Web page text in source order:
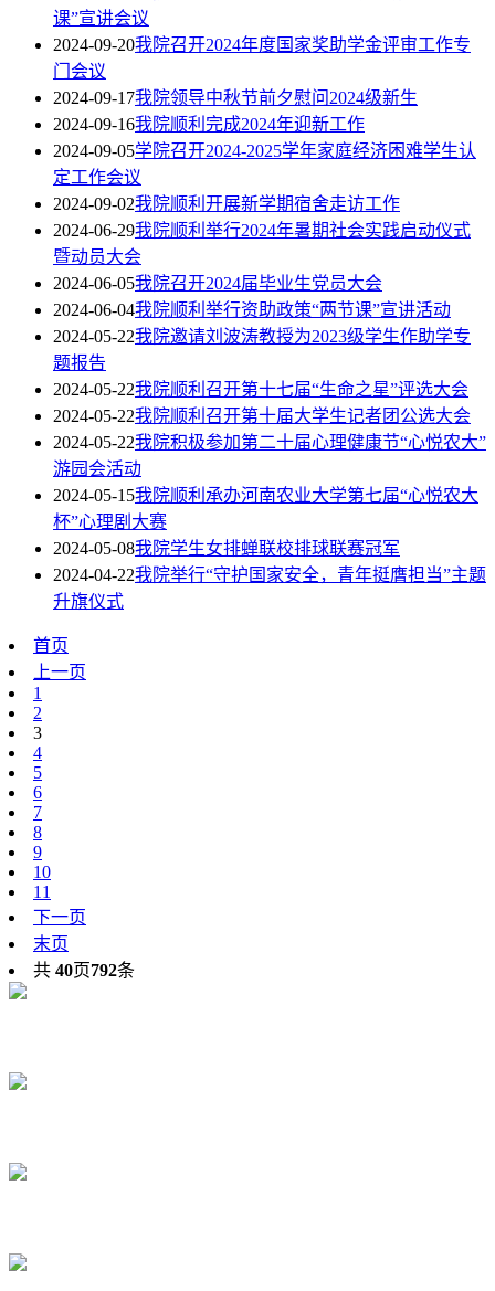
课”宣讲会议
2024-09-20我院召开2024年度国家奖助学金评审工作专
门会议
2024-09-17我院领导中秋节前夕慰问2024级新生
2024-09-16我院顺利完成2024年迎新工作
2024-09-05学院召开2024-2025学年家庭经济困难学生认
定工作会议
2024-09-02我院顺利开展新学期宿舍走访工作
2024-06-29我院顺利举行2024年暑期社会实践启动仪式
暨动员大会
2024-06-05我院召开2024届毕业生党员大会
2024-06-04我院顺利举行资助政策“两节课”宣讲活动
2024-05-22我院邀请刘波涛教授为2023级学生作助学专
题报告
2024-05-22我院顺利召开第十七届“生命之星”评选大会
2024-05-22我院顺利召开第十届大学生记者团公选大会
2024-05-22我院积极参加第二十届心理健康节“心悦农大”
游园会活动
2024-05-15我院顺利承办河南农业大学第七届“心悦农大
杯”心理剧大赛
2024-05-08我院学生女排蝉联校排球联赛冠军
2024-04-22我院举行“守护国家安全，青年挺膺担当”主题
升旗仪式
首页
上一页
1
2
3
4
5
6
7
8
9
10
11
下一页
末页
共 40页792条